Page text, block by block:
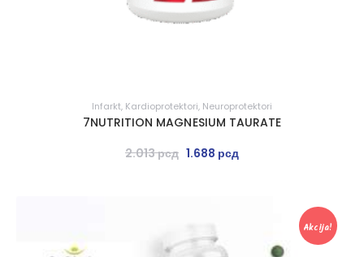
Infarkt, Kardioprotektori, Neuroprotektori
7NUTRITION MAGNESIUM TAURATE
2.013рсд 1.688 рсд
Akcija!